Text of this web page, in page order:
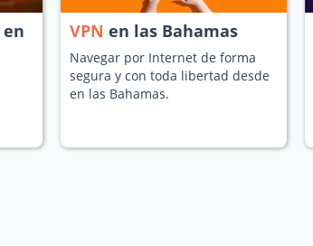
en
VPN en las Bahamas
Navegar por Internet de forma
segura y con toda libertad desde
en las Bahamas.